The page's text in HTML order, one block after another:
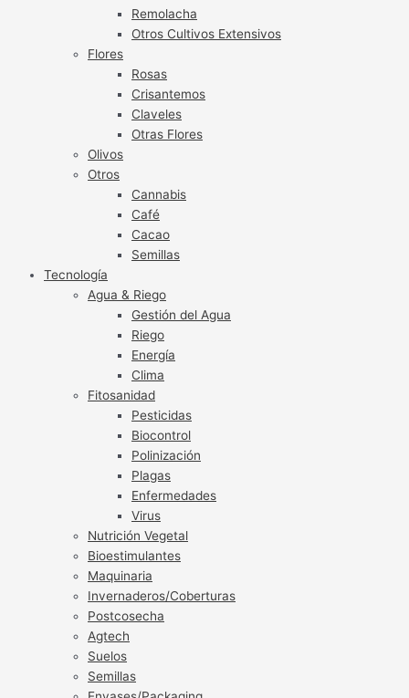
Remolacha
Otros Cultivos Extensivos
Flores
Rosas
Crisantemos
Claveles
Otras Flores
Olivos
Otros
Cannabis
Café
Cacao
Semillas
Tecnología
Agua & Riego
Gestión del Agua
Riego
Energía
Clima
Fitosanidad
Pesticidas
Biocontrol
Polinización
Plagas
Enfermedades
Virus
Nutrición Vegetal
Bioestimulantes
Maquinaria
Invernaderos/Coberturas
Postcosecha
Agtech
Suelos
Semillas